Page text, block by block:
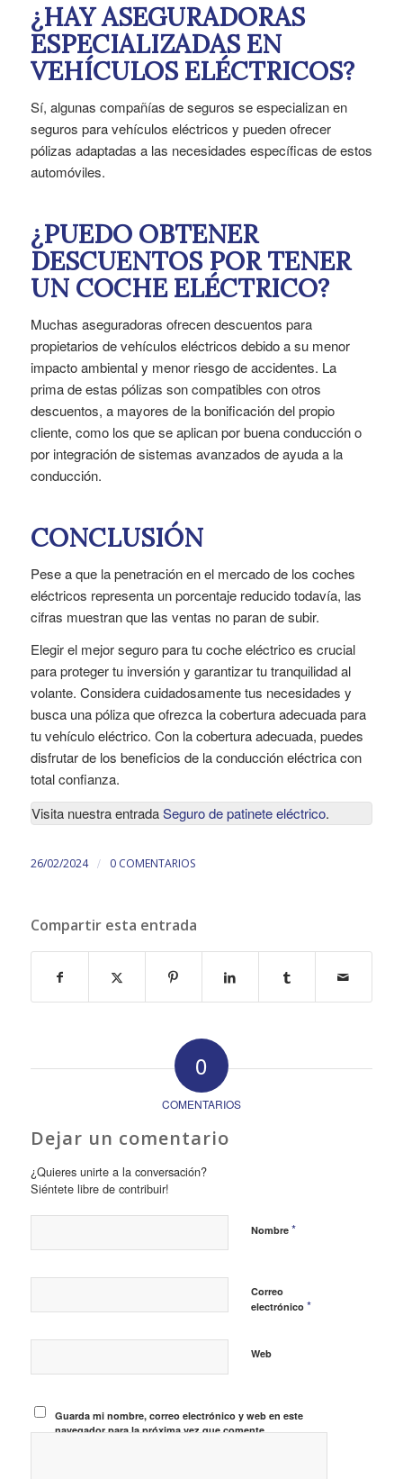
¿HAY ASEGURADORAS
ESPECIALIZADAS EN
VEHÍCULOS ELÉCTRICOS?
Sí, algunas compañías de seguros se especializan en
seguros para vehículos eléctricos y pueden ofrecer
pólizas adaptadas a las necesidades específicas de estos
automóviles.
¿PUEDO OBTENER
DESCUENTOS POR TENER
UN COCHE ELÉCTRICO?
Muchas aseguradoras ofrecen descuentos para
propietarios de vehículos eléctricos debido a su menor
impacto ambiental y menor riesgo de accidentes. La
prima de estas pólizas son compatibles con otros
descuentos, a mayores de la bonificación del propio
cliente, como los que se aplican por buena conducción o
por integración de sistemas avanzados de ayuda a la
conducción.
CONCLUSIÓN
Pese a que la penetración en el mercado de los coches
eléctricos representa un porcentaje reducido todavía, las
cifras muestran que las ventas no paran de subir.
Elegir el mejor seguro para tu coche eléctrico es crucial
para proteger tu inversión y garantizar tu tranquilidad al
volante. Considera cuidadosamente tus necesidades y
busca una póliza que ofrezca la cobertura adecuada para
tu vehículo eléctrico. Con la cobertura adecuada, puedes
disfrutar de los beneficios de la conducción eléctrica con
total confianza.
Visita nuestra entradaSeguro de patinete eléctrico.
26/02/2024 / 0 COMENTARIOS
Compartir esta entrada
0
COMENTARIOS
Dejar un comentario
¿Quieres unirte a la conversación?
Siéntete libre de contribuir!
Nombre *
Correo
electrónico *
Web
Guarda mi nombre, correo electrónico y web en este
navegador para la próxima vez que comente.